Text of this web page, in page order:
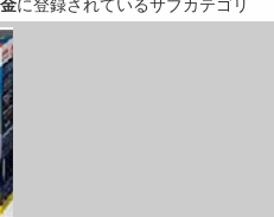
に登録されているサブカテゴリ